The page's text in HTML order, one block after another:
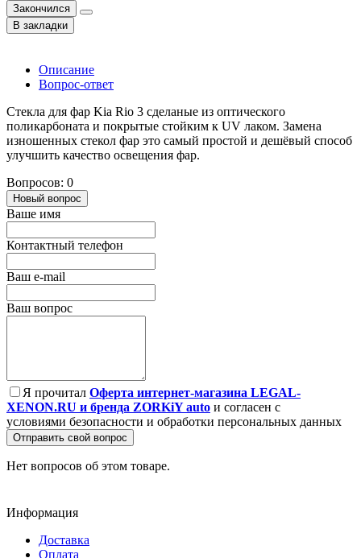
Закончился
В закладки
Описание
Вопрос-ответ
Стекла для фар Kia Rio 3 сделаные из оптического
поликарбоната и покрытые стойким к UV лаком. Замена
изношенных стекол фар это самый простой и дешёвый способ
улучшить качество освещения фар.
Вопросов: 0
Новый вопрос
Ваше имя
Контактный телефон
Ваш e-mail
Ваш вопрос
Я прочитал Оферта интернет-магазина LEGAL-
XENON.RU и бренда ZORKiY auto и согласен с
условиями безопасности и обработки персональных данных
Отправить свой вопрос
Нет вопросов об этом товаре.
Информация
Доставка
Оплата